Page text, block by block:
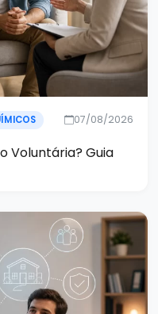
07/08/2026
Voluntária? Guia